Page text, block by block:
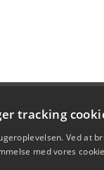
tracking
Ved at
med vores